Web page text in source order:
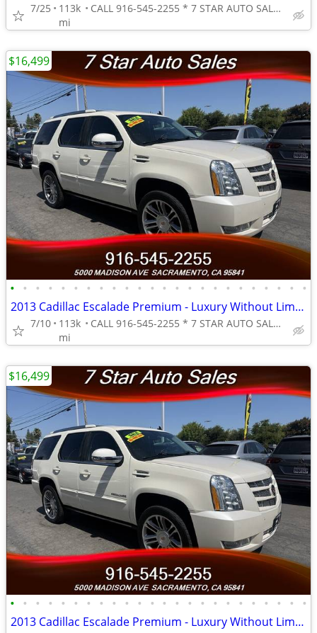
7/25
113k
mi
CALL 916-545-2255 * 7 STAR AUTO SALES // 5000 MADISON AVE
• • • • • • • • • • • • • • • • • • • • • • • •
2013 Cadillac Escalade Premium - Luxury Without Limits
7/10
113k
mi
CALL 916-545-2255 * 7 STAR AUTO SALES // 5000 MADISON AVE
$16,499
• • • • • • • • • • • • • • • • • • • • • • • •
2013 Cadillac Escalade Premium - Luxury Without Limits
$16,499